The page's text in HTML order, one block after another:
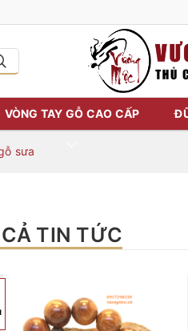
VÒNG TAY GỖ CAO CẤP
sưa
TIN TỨC